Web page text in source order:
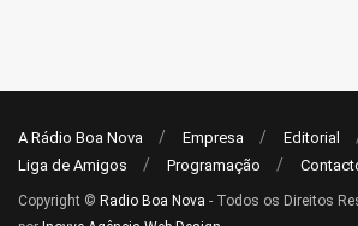
A Rádio Boa Nova Empresa
Editorial
Liga de Amigos
Programação
Copyright © Radio Boa Nova - Todos os Direitos